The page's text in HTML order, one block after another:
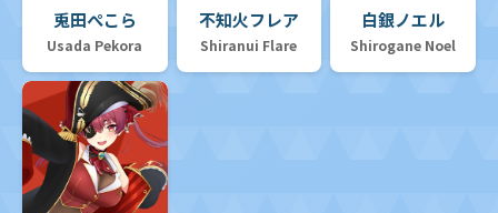
兎田ぺこら
Usada Pekora
不知火フレア
Shiranui Flare
白銀ノエル
Shirogane Noel